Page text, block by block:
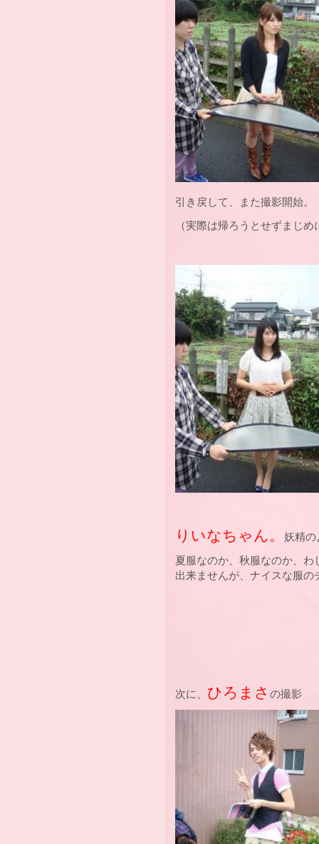
引き戻して、また撮影開始。
（実際は帰ろうとせずまじ
りいなちゃん。
妖精の
夏服なのか、秋服なのか、
出来ませんが、ナイスな服の
次に、 ひろまさ の撮影